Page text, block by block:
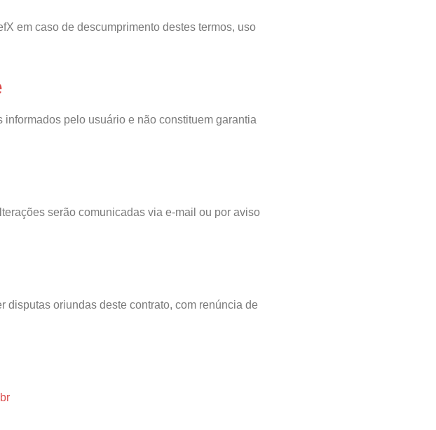
em caso de descumprimento destes termos, uso
pelo usuário e não constituem garantia
serão comunicadas via e-mail ou por aviso
disputas oriundas deste contrato, com renúncia de